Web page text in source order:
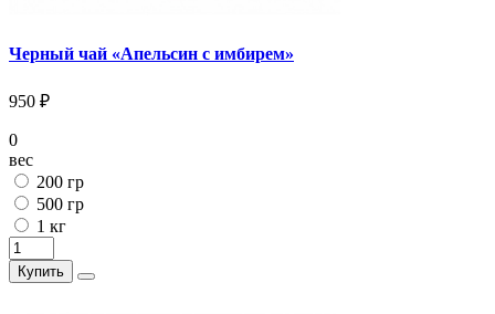
Черный чай «Апельсин с имбирем»
950 ₽
0
вес
200 гр
500 гр
1 кг
Купить